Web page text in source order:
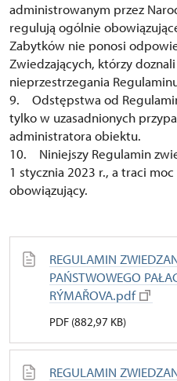
administrowanym przez
regulują ogólnie
Zabytków nie ponosi
Zwiedzających, którzy
nieprzestrzegania
9. Odstępstwa od
tylko w uzasadnionych
administratora obiektu.
10. Niniejszy Regulamin
1 stycznia 2023 r., a traci
obowiązujący.
REGULAMIN
PAŃSTWOWEGO
RÝMAŘOVA.pdf
PDF (882,97 KB)
REGULAMIN